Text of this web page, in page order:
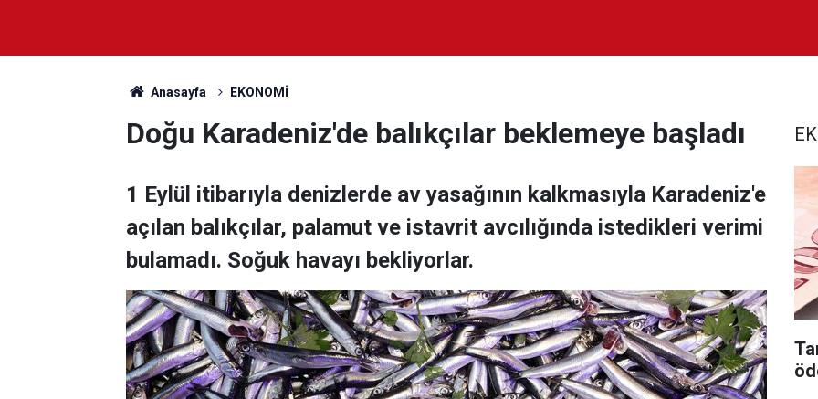
Anasayfa EKONOMİ
Doğu Karadeniz'de balıkçılar beklemeye başladı
1 Eylül itibarıyla denizlerde av yasağının kalkmasıyla Karadeniz'e
açılan balıkçılar, palamut ve istavrit avcılığında istedikleri verimi
bulamadı. Soğuk havayı bekliyorlar.